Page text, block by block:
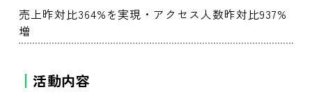
売上昨対比364%を実現・アクセス人数昨対比937%
増
活動内容